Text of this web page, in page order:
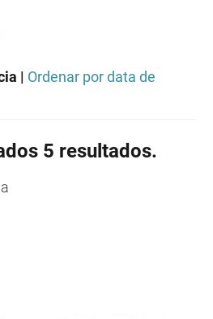
| Ordenar por data de
5 resultados.